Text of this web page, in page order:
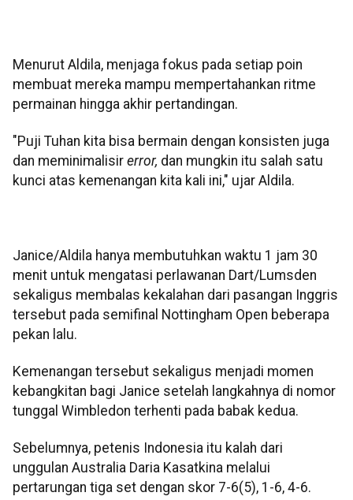
Menurut Aldila, menjaga fokus pada setiap poin
membuat mereka mampu mempertahankan ritme
permainan hingga akhir pertandingan.
"Puji Tuhan kita bisa bermain dengan konsisten juga
dan meminimalisir error, dan mungkin itu salah satu
kunci atas kemenangan kita kali ini," ujar Aldila.
Janice/Aldila hanya membutuhkan waktu 1 jam 30
menit untuk mengatasi perlawanan Dart/Lumsden
sekaligus membalas kekalahan dari pasangan Inggris
tersebut pada semifinal Nottingham Open beberapa
pekan lalu.
Kemenangan tersebut sekaligus menjadi momen
kebangkitan bagi Janice setelah langkahnya di nomor
tunggal Wimbledon terhenti pada babak kedua.
Sebelumnya, petenis Indonesia itu kalah dari
unggulan Australia Daria Kasatkina melalui
pertarungan tiga set dengan skor 7-6(5), 1-6, 4-6.